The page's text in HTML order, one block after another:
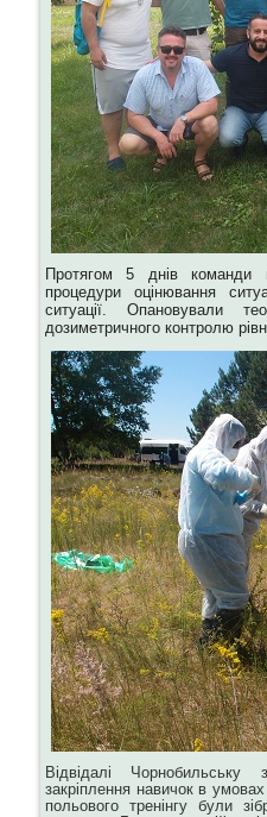
Протягом 5 днів команди
процедури оцінювання
ситуації. Опановували
дозиметричного контролю
Відвідалі
закріплення навичок в
польового тренінгу були